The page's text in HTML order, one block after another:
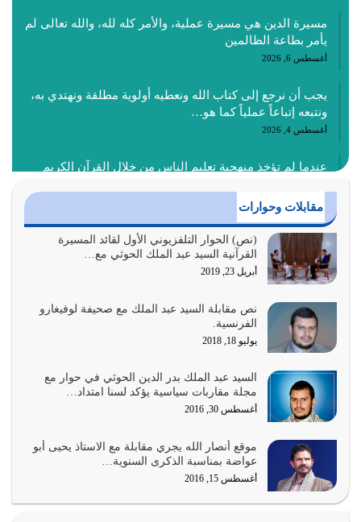
مسيرة الدين هي مسيرة عملية، والأمر كله لله، والله تعالى لم
يأمر بطاعة الظالمين
أغسطس 6, 2026
يجب أن نرجع إلى كتاب الله ونعطيه أولوية مطلقة ونهتدي به،
ونتبعه إتباعاً عملياً كما هو…
أغسطس 4, 2026
عندما لم تؤخذ منهجية تعليم الناس من خلال القرآن الكريم
أغسطس 3, 2026
الغاية من الصلاة هو ذكر الله (أقم الصلاة لذكري) إضافة إلى
{وَأَعِدُّوا لَهُمْ مَا…
أغسطس 2, 2026
السبب الرئيسي لشقاء الأمة الابتعاد عن كتاب الله والتعدي
لحدود الله بالإضافات للدين
أغسطس 1, 2026
أبرز أسباب الشقاء هو الإعراض عن ذكر الله وعن هدى الله
المتمثل في القرآن الكريم
يوليو 31, 2026
أولياء الشيطان كلما كانوا أكثر ولاءً وطاعة للشيطان كلما كانوا
أكثر ضعفاً
يوليو 30, 2026
مقابلات وحوارات
(نص) الحوار التلفزيوني الأول لقائد المسيرة
القرآنية السيد عبد الملك الحوثي مع…
أبريل 23, 2019
نص مقابلة السيد عبد الملك مع صحيفة لوفيغارو
الفرنسية.
يوليو 18, 2018
السيد عبد الملك بدر الدين الحوثي في حوار مع
مجلة مقاربات سياسية يؤكد لسنا امتداد…
أغسطس 30, 2016
موقع أنصار الله يجري مقابلة مع الاستاذ يحيى أبو
عواضة بمناسبة الذكرى السنوية…
أغسطس 15, 2016